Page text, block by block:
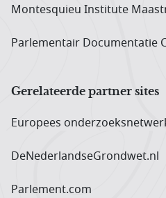
Montesquieu Institute
Parlementair Documentatie
Gerelateerde partner sites
Europees
DeNederlandseGrondwet.nl
Parlement.com